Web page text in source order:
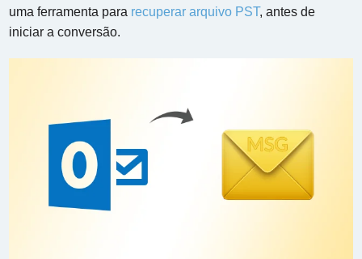
uma ferramenta para recuperar arquivo PST, antes de
iniciar a conversão.